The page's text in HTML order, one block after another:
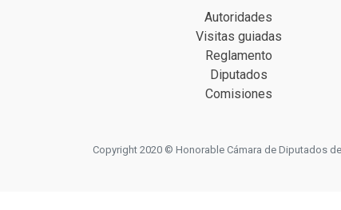
Autoridades
Visitas guiadas
Reglamento
Diputados
Comisiones
Copyright 2020 © Honorable Cámara de Diputados